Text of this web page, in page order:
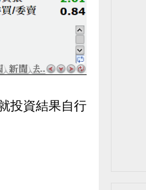
投資結果自行